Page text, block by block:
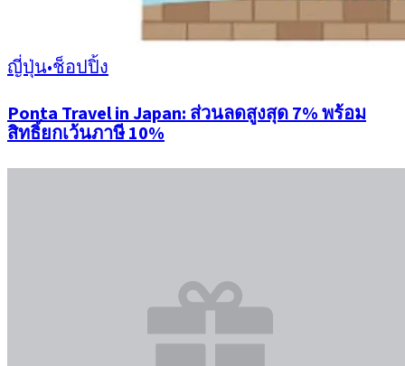
ญี่ปุ่น•ช็อปปิ้ง
Ponta Travel in Japan: ส่วนลดสูงสุด 7% พร้อม
สิทธิ์ยกเว้นภาษี 10%